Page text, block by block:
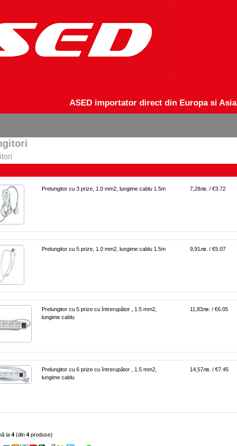
ASED importator direct din Europa si Asia
Prelungitor cu 3 prize, 1.0 mm2, lungime cablu 1.5m 7,28лв. / €3.72
Prelungitor cu 5 prize, 1.0 mm2, lungime cablu 1.5m 9,91лв. / €5.07
Prelungitor cu 5 prize cu întrerupător , 1.5 mm2,
lungime cablu
11,83лв. / €6.05
Prelungitor cu 6 prize cu întrerupător , 1.5 mm2,
lungime cablu
14,57лв. / €7.45
la 4 (din 4 produse)